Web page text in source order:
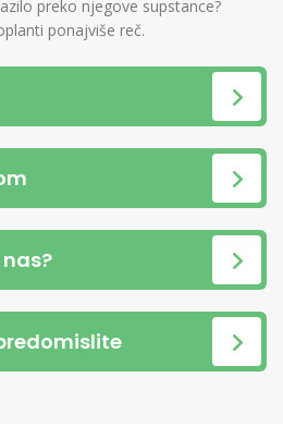
preko njegove supstance?
ponajviše reč.